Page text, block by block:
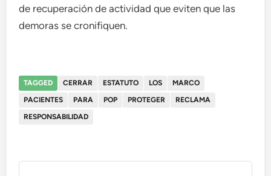
de recuperación de actividad que eviten que las
demoras se cronifiquen.
TAGGED CERRAR ESTATUTO LOS
MARCO
PACIENTES
PARA POP PROTEGER
RECLAMA
RESPONSABILIDAD